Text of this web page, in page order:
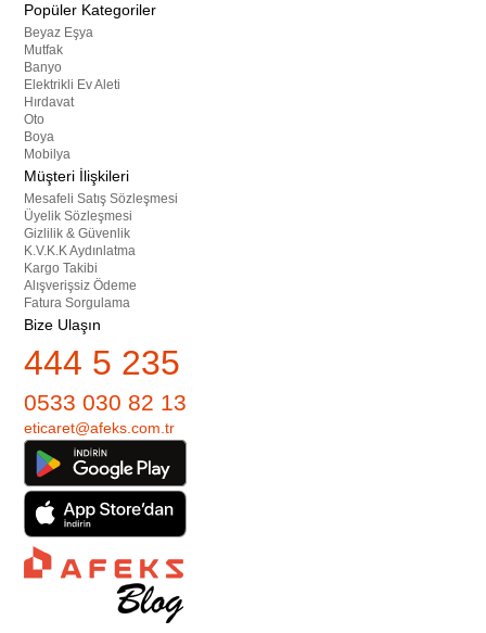
Popüler Kategoriler
Beyaz Eşya
Mutfak
Banyo
Elektrikli Ev Aleti
Hırdavat
Oto
Boya
Mobilya
Müşteri İlişkileri
Mesafeli Satış Sözleşmesi
Üyelik Sözleşmesi
Gizlilik & Güvenlik
K.V.K.K Aydınlatma
Kargo Takibi
Alışverişsiz Ödeme
Fatura Sorgulama
Bize Ulaşın
444 5 235
0533 030 82 13
eticaret@afeks.com.tr